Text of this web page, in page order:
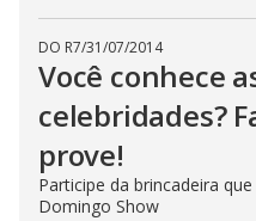
DO R7/31/07/2014
Você conhece
celebridades?
prove!
Participe da brincadeira
Domingo Show